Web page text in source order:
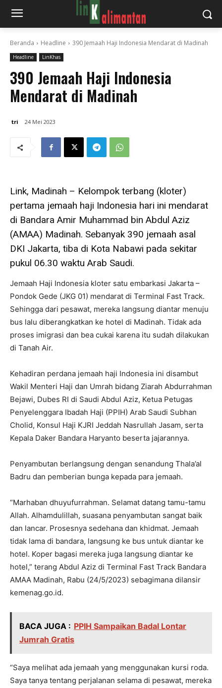
Beranda Headline 390 Jemaah Haji Indonesia Mendarat di Madinah
Headline LinKhas
390 Jemaah Haji Indonesia
Mendarat di Madinah
tri 24 Mei 2023
Link, Madinah – Kelompok terbang (kloter)
pertama jemaah haji Indonesia hari ini mendarat
di Bandara Amir Muhammad bin Abdul Aziz
(AMAA) Madinah. Sebanyak 390 jemaah asal
DKI Jakarta, tiba di Kota Nabawi pada sekitar
pukul 06.30 waktu Arab Saudi.
Jemaah Haji Indonesia kloter satu embarkasi Jakarta –
Pondok Gede (JKG 01) mendarat di Terminal Fast Track.
Sehingga dari pesawat, mereka langsung diantar menuju
bus lalu diberangkatkan ke hotel di Madinah. Tidak ada
proses imigrasi dan bea cukai karena itu sudah dilakukan
di Tanah Air.
Kehadiran perdana jemaah haji Indonesia ini disambut
Wakil Menteri Haji dan Umrah bidang Ziarah Abdurrahman
Bejawi, Dubes RI di Saudi Abdul Aziz, Ketua Petugas
Penyelenggara Ibadah Haji (PPIH) Arab Saudi Subhan
Cholid, Konsul Haji KJRI Jeddah Nasrullah Jasam, serta
Kepala Daker Bandara Haryanto beserta jajarannya.
Penyambutan berlangsung dengan senandung Thala’al
Badru dan pemberian bunga kepada para jemaah.
“Marhaban dhuyufurrahman. Selamat datang tamu-tamu
Allah. Alhamdulillah, suasana penyambutan sangat baik
dan lancar. Prosesnya sedehana dan khidmat. Jemaah
tidak lama di bandara, langsung ke bus untuk diantar ke
hotel. Koper bagasi mereka juga langsung diantar ke
hotel,” terang Abdul Aziz di Terminal Fast Track Bandara
AMAA Madinah, Rabu (24/5/2023) sebagimana dilansir
kemenag.go.id.
BACA JUGA : PPIH Sampaikan Badal Lontar
Jumrah Gratis
“Saya melihat ada jemaah yang menggunakan kursi roda.
Saya tanya tentang perjalanan selama di pesawat, mereka